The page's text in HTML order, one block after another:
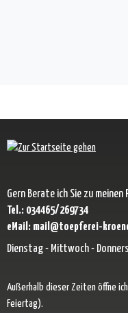
Gern Berate ich Sie zu
Tel.: 034465/269734
eMail: mail@toepferei-
Dienstag - Mittwoch -
Außerhalb dieser Zeiten öffne
Feiertag).